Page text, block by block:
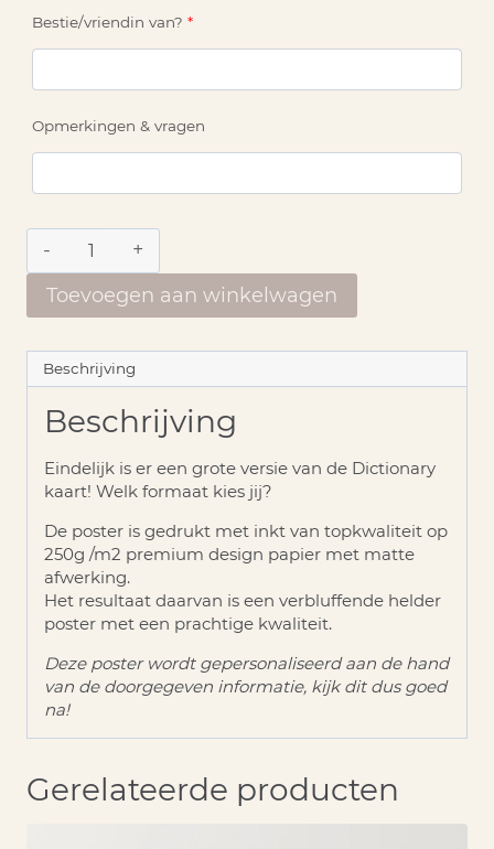
Bestie/vriendin van? *
Opmerkingen & vragen
Poster
Dictionary
'Vriendin'
Toevoegen aan winkelwagen
Beschrijving
Beschrijving
Eindelijk is er een grote versie van de Dictionary
kaart! Welk formaat kies jij?
De poster is gedrukt met inkt van topkwaliteit op
250g /m2 premium design papier met matte
afwerking.
Het resultaat daarvan is een verbluffende helder
poster met een prachtige kwaliteit.
Deze poster wordt gepersonaliseerd aan de hand
van de doorgegeven informatie, kijk dit dus goed
na!
Gerelateerde producten